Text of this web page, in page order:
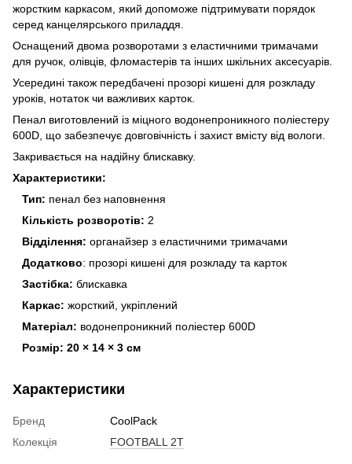
жорстким каркасом, який допоможе підтримувати порядок
серед канцелярського приладдя.
Оснащений двома розворотами з еластичними тримачами
для ручок, олівців, фломастерів та інших шкільних аксесуарів.
Усередині також передбачені прозорі кишені для розкладу
уроків, нотаток чи важливих карток.
Пенал виготовлений із міцного водонепроникного поліестеру
600D, що забезпечує довговічність і захист вмісту від вологи.
Закривається на надійну блискавку.
Характеристики:
Тип: пенал без наповнення
Кількість розворотів: 2
Відділення: органайзер з еластичними тримачами
Додатково: прозорі кишені для розкладу та карток
Застібка: блискавка
Каркас: жорсткий, укріплений
Матеріал: водонепроникний поліестер 600D
Розмір: 20 × 14 × 3 см
Характеристики
Бренд
CoolPack
Колекція
FOOTBALL 2T